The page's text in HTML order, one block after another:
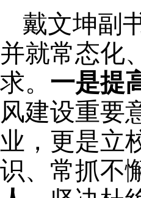
戴文坤副
并就常态化
求。 一是提
风建设重要
业 ， 更是立
识、 常抓不